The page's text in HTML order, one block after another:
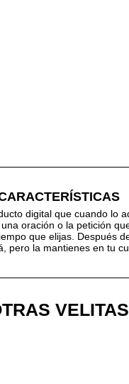
digital que cuando lo
oración o la petición
que elijas. Después
pero la mantienes en tu
VELITAS